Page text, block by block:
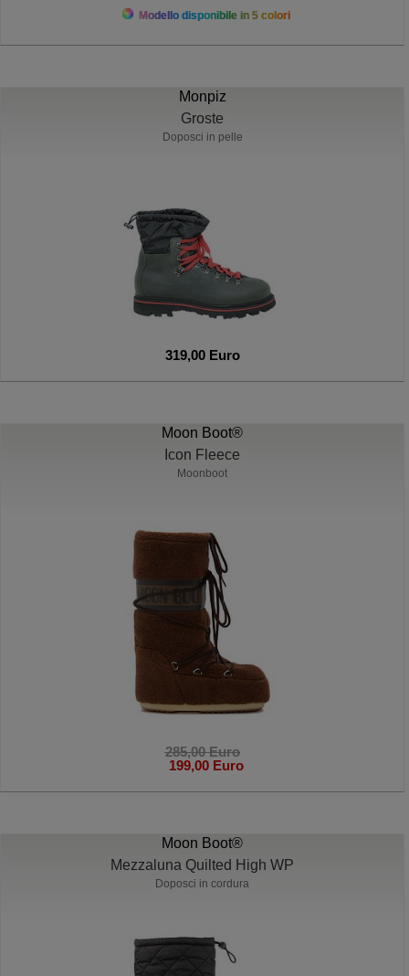
Modello disponibile in 5 colori
Monpiz
Groste
Doposci in pelle
319,00 Euro
Moon Boot®
Icon Fleece
Moonboot
285,00 Euro
199,00 Euro
Moon Boot®
Mezzaluna Quilted High WP
Doposci in cordura